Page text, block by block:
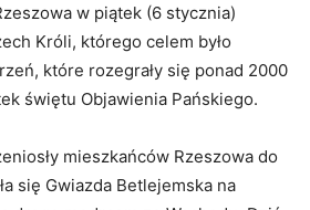
w piątek (6 stycznia)
Króli, którego celem było
które rozegrały się ponad 2000
świętu Objawienia Pańskiego.
mieszkańców Rzeszowa do
się Gwiazda Betlejemska na